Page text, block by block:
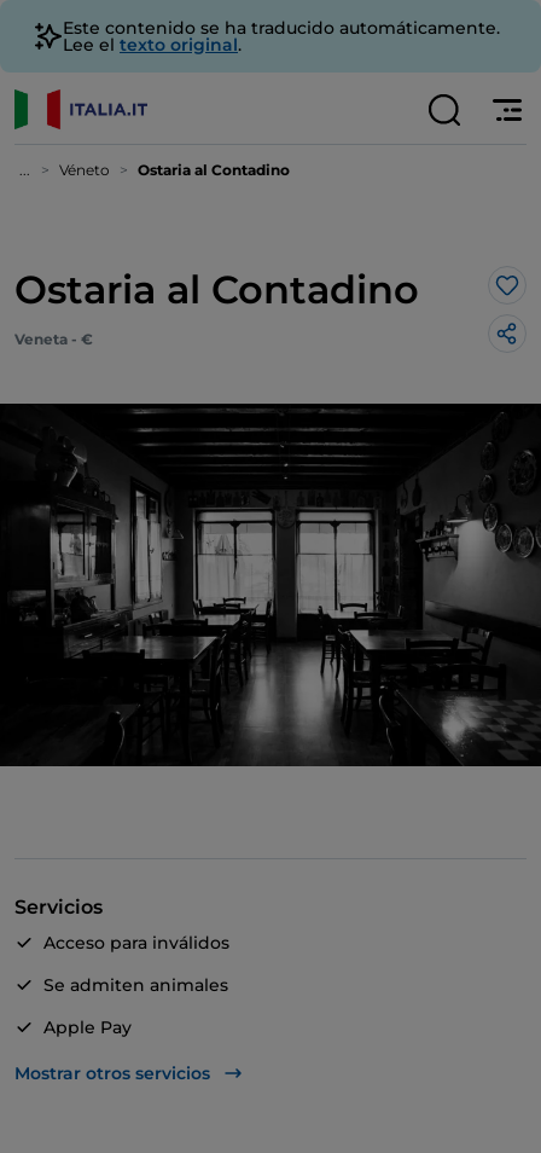
Este contenido se ha traducido automáticamente.
Lee el texto original.
... Véneto Ostaria al Contadino
Ostaria al Contadino Me
Veneta - €
Servicios
Acceso para inválidos
Se admiten animales
Apple Pay
Bancomat
Mostrar otros servicios